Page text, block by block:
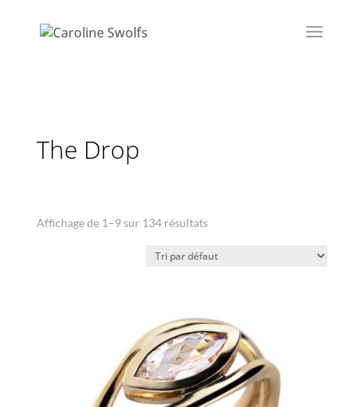
The Drop
Affichage de 1–9 sur 134 résultats